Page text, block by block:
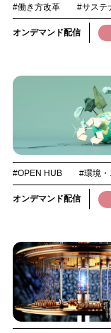
#働き方改革 #サステ
オンデマンド配信
#OPEN HUB #環境
オンデマンド配信